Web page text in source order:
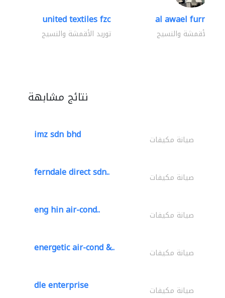
united textiles fzc
توريد الأقمشة والنسيج
al awael
الأقمشة والنسيج
نتائج مشابهة
imz sdn bhd صيانة مكيفات
ferndale direct sdn.. صيانة مكيفات
eng hin air-cond.. صيانة مكيفات
energetic air-cond &.. صيانة مكيفات
dle enterprise صيانة مكيفات